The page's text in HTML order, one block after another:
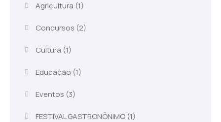
Agricultura (1)
Concursos (2)
Cultura (1)
Educação (1)
Eventos (3)
FESTIVAL GASTRONÔNIMO(1)